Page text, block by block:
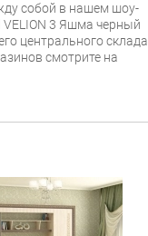
собой в нашем шоу-
VELION 3 Яшма черный
центрального склада
смотрите на